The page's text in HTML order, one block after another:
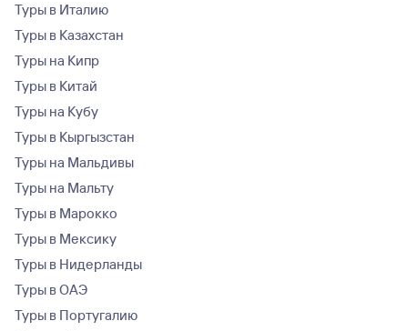
Туры в Италию
Туры в Казахстан
Туры на Кипр
Туры в Китай
Туры на Кубу
Туры в Кыргызстан
Туры на Мальдивы
Туры на Мальту
Туры в Марокко
Туры в Мексику
Туры в Нидерланды
Туры в ОАЭ
Туры в Португалию